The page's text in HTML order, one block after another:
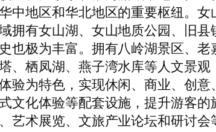
地区和华北地区的重要枢纽。
有女山湖、女山地质公园、旧
极为丰富。拥有八岭湖景区、
、栖凤湖、燕子湾水库等人文景
为特色，实现休闲、商业、创
化体验等配套设施，提升游客
术展览、文旅产业论坛和研讨